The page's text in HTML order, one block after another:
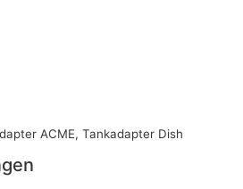
ACME, Tankadapter Dish